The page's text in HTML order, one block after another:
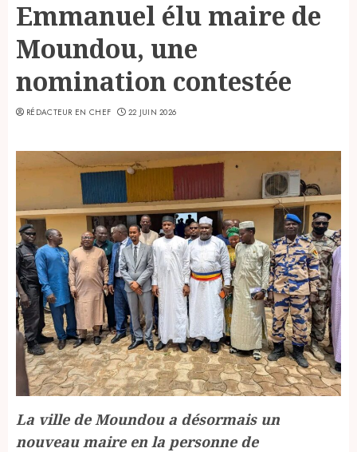
Emmanuel élu maire de
Moundou, une
nomination contestée
RÉDACTEUR EN CHEF 22 JUIN 2026
La ville de Moundou a désormais un
nouveau maire en la personne de